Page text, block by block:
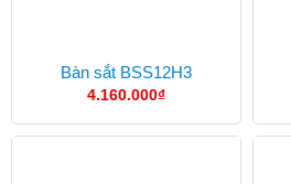
Bàn sắt BSS12H3
4.160.000₫